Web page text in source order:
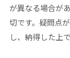
が異なる場合が
切です。疑問点
し、納得した上